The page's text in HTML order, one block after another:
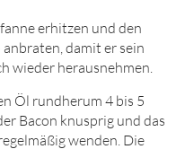
erhitzen und den
damit er sein
wieder herausnehmen.
Öl rundherum 4 bis 5
Bacon knusprig und das
wenden. Die